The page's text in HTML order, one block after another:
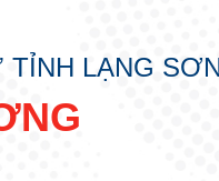
LẠNG